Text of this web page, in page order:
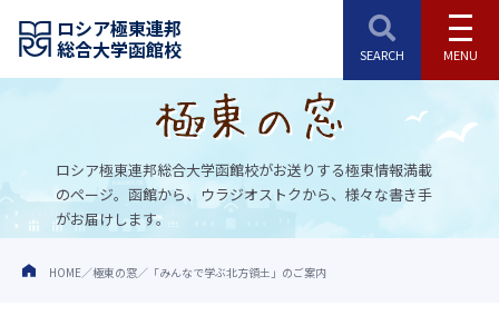
ロシア極東連邦
総合大学函館校
ロシア極東連邦総合大学函館校がお送りする極東情報満載
のページ。 函館から、ウラジオストクから、様々な書き手
がお届けします。
HOME 極東の窓 「みんなで学ぶ北方領土」のご案内